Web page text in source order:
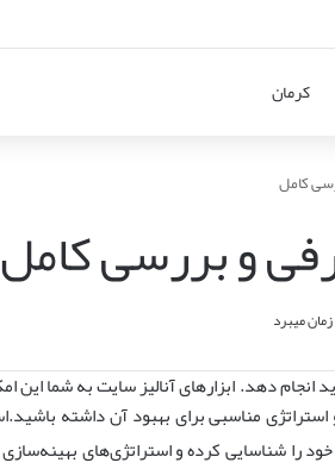
کرمان
کامل
و بررسی کامل
دهد. ابزارهای آنالیز سایت به شما این
مناسبی برای بهبود آن داشته
شناسایی کرده و استراتژی‌های بهینه‌سازی